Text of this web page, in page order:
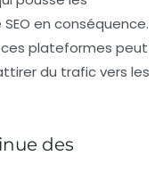
en conséquence.
plateformes peut
du trafic vers les
des